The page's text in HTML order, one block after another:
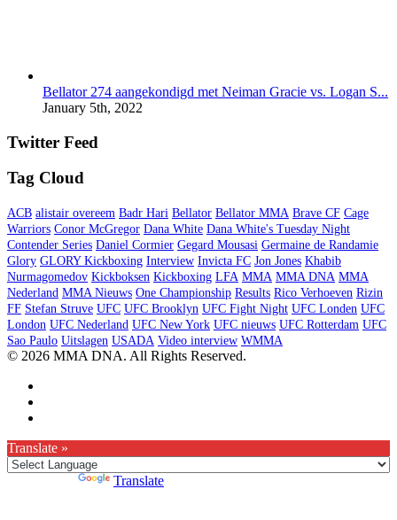
Bellator 274 aangekondigd met Neiman Gracie vs. Logan S...
January 5th, 2022
Twitter Feed
Tag Cloud
ACB alistair overeem Badr Hari Bellator Bellator MMA Brave CF Cage
Warriors Conor McGregor Dana White Dana White's Tuesday Night
Contender Series Daniel Cormier Gegard Mousasi Germaine de Randamie
Glory GLORY Kickboxing Interview Invicta FC Jon Jones Khabib
Nurmagomedov Kickboksen Kickboxing LFA MMA MMA DNA MMA
Nederland MMA Nieuws One Championship Results Rico Verhoeven Rizin
FF Stefan Struve UFC UFC Brooklyn UFC Fight Night UFC Londen UFC
London UFC Nederland UFC New York UFC nieuws UFC Rotterdam UFC
Sao Paulo Uitslagen USADA Video interview WMMA
© 2026 MMA DNA. All Rights Reserved.
Translate »
Translate